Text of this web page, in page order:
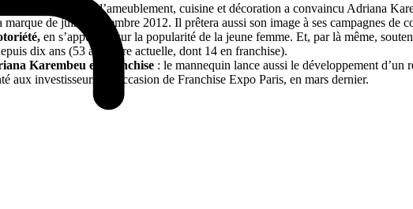
: l’enseigne d’ameublement, cuisine et décoration a convaincu Adriana
de juin à décembre 2012. Il prêtera aussi son image à ses campagnes de
en s’appuyant sur la popularité de la jeune femme. Et, par là même,
dix ans (53 à l’heure actuelle, dont 14 en franchise).
Karembeu en franchise : le mannequin lance aussi le développement d’un
aux investisseurs à l’occasion de Franchise Expo Paris, en mars dernier.